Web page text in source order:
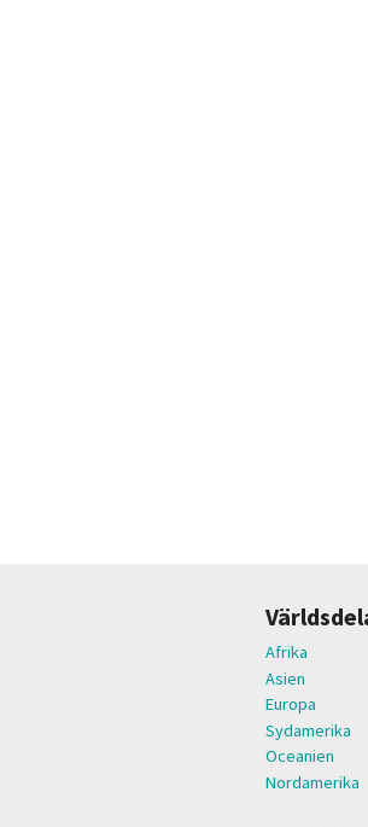
Afrika
Asien
Europa
Sydamerika
Oceanien
Nordamerika